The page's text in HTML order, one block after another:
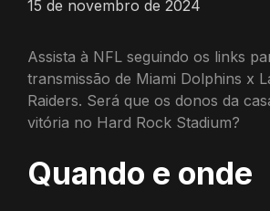
15 de novembro de 2024
Assista à NFL seguindo os links
transmissão de Miami Dolphins x
Raiders. Será que os donos da
vitória no Hard Rock Stadium?
Quando e onde